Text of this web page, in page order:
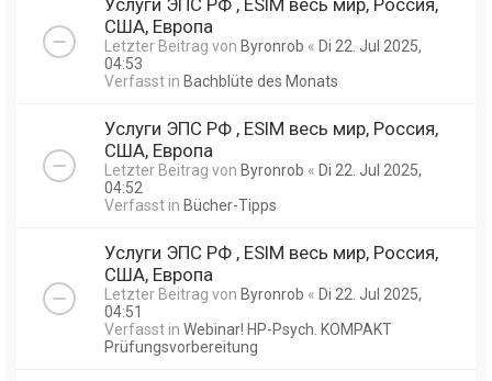
США, Европа
Letzter Beitrag von Byronrob « Di 22. Jul 2025,
04:53
Verfasst in Bachblüte des Monats
Услуги ЭПС РФ , ESIM весь мир, Россия,
США, Европа
Letzter Beitrag von Byronrob « Di 22. Jul 2025,
04:52
Verfasst in Bücher-Tipps
Услуги ЭПС РФ , ESIM весь мир, Россия,
США, Европа
Letzter Beitrag von Byronrob « Di 22. Jul 2025,
04:51
Verfasst in Webinar! HP-Psych. KOMPAKT
Prüfungsvorbereitung